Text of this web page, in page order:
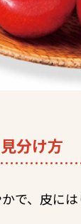
見分け方
で、皮に